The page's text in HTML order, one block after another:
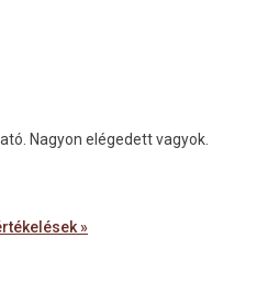
Nagyon elégedett vagyok.
»